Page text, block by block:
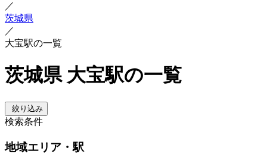
／
茨城県
／
大宝駅の一覧
茨城県 大宝駅の一覧
絞り込み
検索条件
地域エリア・駅